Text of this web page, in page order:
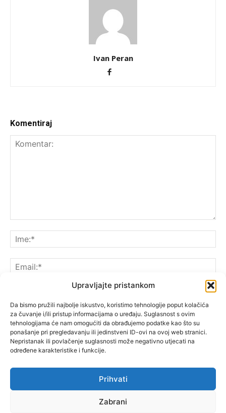
Upravljajte pristankom
Da bismo pružili najbolje iskustvo, koristimo tehnologije poput kolačića
za čuvanje i/ili pristup informacijama o uređaju. Suglasnost s ovim
tehnologijama će nam omogućiti da obrađujemo podatke kao što su
ponašanje pri pregledavanju ili jedinstveni ID-ovi na ovoj web stranici.
Nepristanak ili povlačenje suglasnosti može negativno utjecati na
određene karakteristike i funkcije.
Prihvati
Zabrani
Ivan Peran
Komentiraj
Spremite moje ime, e-poštu i web-lokaciju u ovom
pregledniku sljedeći put kada komentarirate.